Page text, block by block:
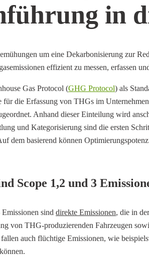
in
um eine Dekarbonisierung zur
effizient zu messen, erfassen
Gas Protocol (GHG Protocol) als
für die Erfassung von THGs im
Anhand dieser Einteilung wird
und Kategorisierung sind die ersten
dem basierend können
Scope 1,2 und 3
Emissionen sind direkte Emissionen, die in
von THG-produzierenden Fahrzeugen
auch flüchtige Emissionen, wie